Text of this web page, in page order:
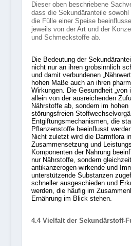
Dieser oben beschriebene
dass die Sekundäranteile
die Fülle einer Speise
jeweils von der Art und der
und Schmeckstoffe ab.
Die Bedeutung der
nicht nur an ihren grobsinnlich
und damit verbundenen
hohen Maße auch an ihren
Wirkungen. Die Gesundheit „von
allein von der ausreichenden
Nährstoffe ab, sondern im hohen
störungsfreien
Entgiftungsmechanismen, die
Pflanzenstoffe beeinflusst
Nicht zuletzt wird die Darmflora
Zusammensetzung und
Komponenten der Nahrung
nur Nährstoffe, sondern
antikanzerogen-wirkende und
unterstützende Substanzen
schneller ausgeschieden und
werden, die häufig im
Ernährung im Blick stehen.
4.4 Vielfalt der Sekundärstoff-